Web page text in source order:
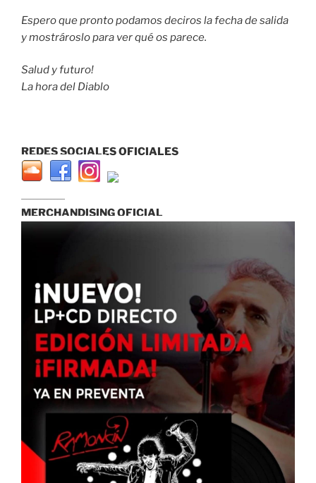
Espero que pronto podamos deciros la fecha de salida
y mostrároslo para ver qué os parece.
Salud y futuro!
La hora del Diablo
REDES SOCIALES OFICIALES
MERCHANDISING OFICIAL